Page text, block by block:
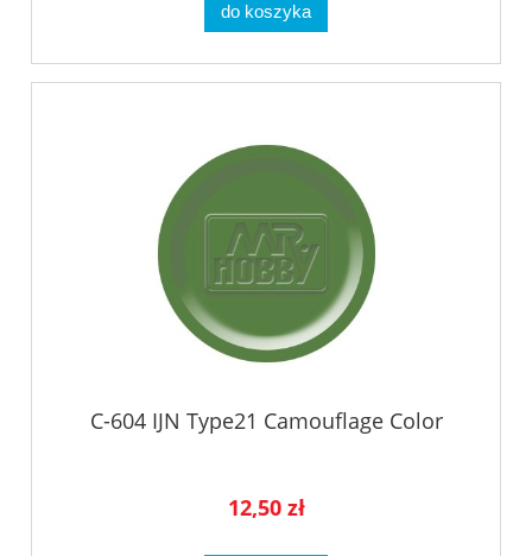
do koszyka
C-604 IJN Type21 Camouflage Color
12,50 zł